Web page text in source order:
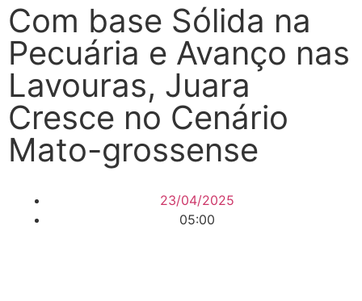
Com base Sólida na
Pecuária e Avanço nas
Lavouras, Juara
Cresce no Cenário
Mato-grossense
23/04/2025
05:00